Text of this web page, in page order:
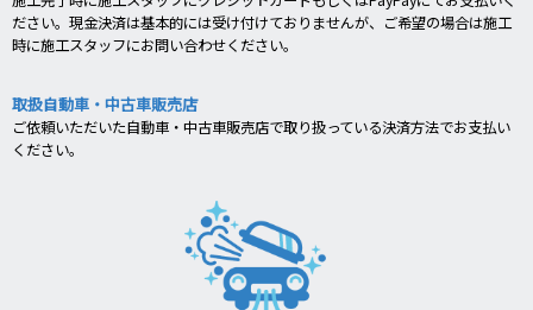
ださい。現金決済は基本的には受け付けておりませんが、ご希望の場合は施工
時に施工スタッフにお問い合わせください。
取扱自動車・中古車販売店
ご依頼いただいた自動車・中古車販売店で取り扱っている決済方法でお支払い
ください。